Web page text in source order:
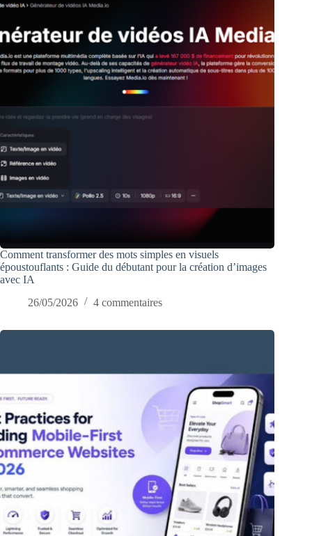
Comment transformer des mots simples en visuels
époustouflants : Guide du débutant pour la création d’images
avec IA
26/05/2026
4 commentaires